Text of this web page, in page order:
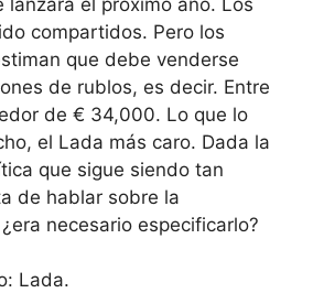
compartidos. Pero los
que debe venderse
de rublos, es decir. Entre
de € 34,000. Lo que lo
el Lada más caro. Dada la
que sigue siendo tan
de hablar sobre la
necesario especificarlo?
Lada.